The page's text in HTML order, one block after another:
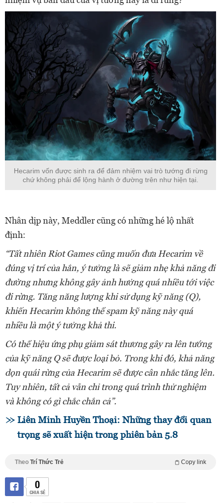
Hecarim vốn được sinh ra để đảm nhiệm vai trò tướng đi rừng
chứ không phải để lộng hành ở đường trên như hiện tại.
Nhân dịp này, Meddler cũng có những hé lộ nhất
định:
“Tất nhiên Riot Games cũng muốn đưa Hecarim về
đúng vị trí của hắn, ý tưởng là sẽ giảm nhẹ khả năng đi
đường nhưng không gây ảnh hưởng quá nhiều tới việc
đi rừng. Tăng năng lượng khi sử dụng kỹ năng (Q),
khiến Hecarim không thể spam kỹ năng này quá
nhiều là một ý tưởng khả thi.
Có thể hiệu ứng phụ giảm sát thương gây ra lên tướng
của kỹ năng Q sẽ được loại bỏ. Trong khi đó, khả năng
dọn quái rừng của Hecarim sẽ được cân nhắc tăng lên.
Tuy nhiên, tất cả vẫn chỉ trong quá trình thử nghiệm
và không có gì chắc chắn cả”.
Liên Minh Huyền Thoại: Những thay đổi quan
trọng sẽ xuất hiện trong phiên bản 5.8
Theo Trí Thức Trẻ Copy link
0
CHIA SẺ